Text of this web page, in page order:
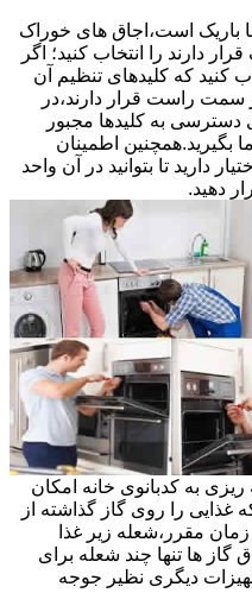
باریک است،اجاق های خوراک
دارند را انتخاب کنید؛ اگر
کنید که کلیدهای تنظیم آن
سمت راست قرار دارند،در
دسترسی به کلیدها مجبور
بگیرید.همچنین اطمینان
دارید تا بتوانید در آن واحد
دهید.
به کدبانوی خانه امکان
غذایی را روی گاز گذاشته از
مقرر،شعله زیر غذا
ها تنها چند شعله برای
دیگری نظیر جوجه